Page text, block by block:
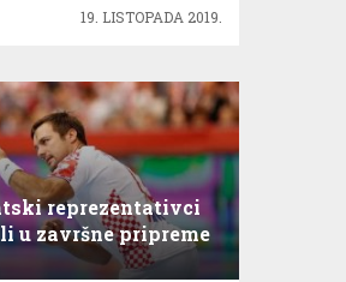
19. LISTOPADA 2019.
reprezentativci
u završne pripreme
prvenstvo